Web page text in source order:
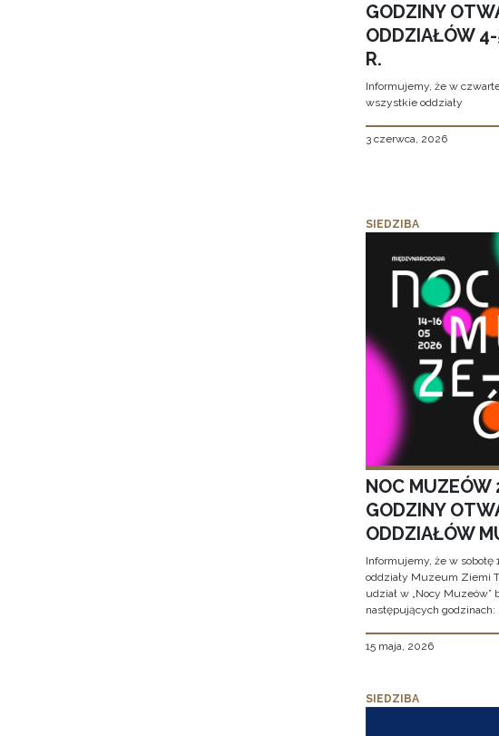
GODZINY
ODDZIAŁÓW
R.
Informujemy, że w
wszystkie oddziały
3 czerwca, 2026
SIEDZIBA
NOC MUZEÓW
GODZINY
ODDZIAŁÓW
Informujemy, że w sobotę
oddziały Muzeum Ziemi
udział w „Nocy Muzeów”
następujących godzinach:
15 maja, 2026
SIEDZIBA